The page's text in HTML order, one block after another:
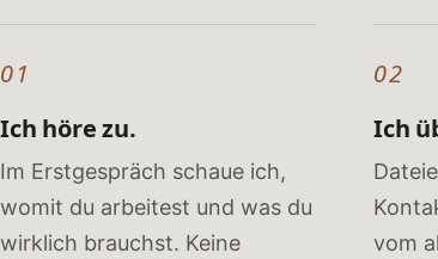
01
Ich höre zu.
Im Erstgespräch schaue ich,
womit du arbeitest und was du
wirklich brauchst. Keine
02
Ich
vom